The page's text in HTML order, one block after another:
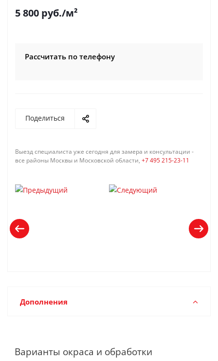
5 800 руб./м²
Рассчитать по телефону
Поделиться
Выезд специалиста уже сегодня для замера и консультации -
все районы Москвы и Московской области, +7 495 215-23-11
Дополнения
Варианты окраса и обработки